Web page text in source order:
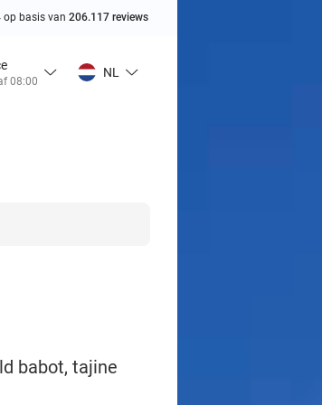
op basis van 206.117 reviews
08:00
NL
babot, tajine